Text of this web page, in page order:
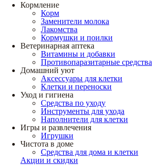
Кормление
Корм
Заменители молока
Лакомства
Кормушки и поилки
Ветеринарная аптека
Витамины и добавки
Противопаразитарные средства
Домашний уют
Аксессуары для клетки
Клетки и переноски
Уход и гигиена
Средства по уходу
Инструменты для ухода
Наполнители для клетки
Игры и развлечения
Игрушки
Чистота в доме
Средства для дома и клетки
Акции и скидки